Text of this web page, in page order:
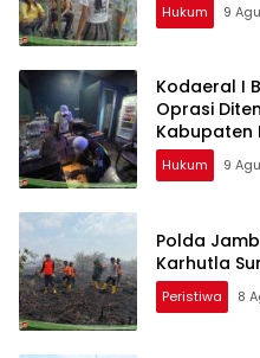
Hukum 9
Kodaeral I
Oprasi
Kabupaten
Hukum 9
Polda
Karhutla
Peristiwa 8